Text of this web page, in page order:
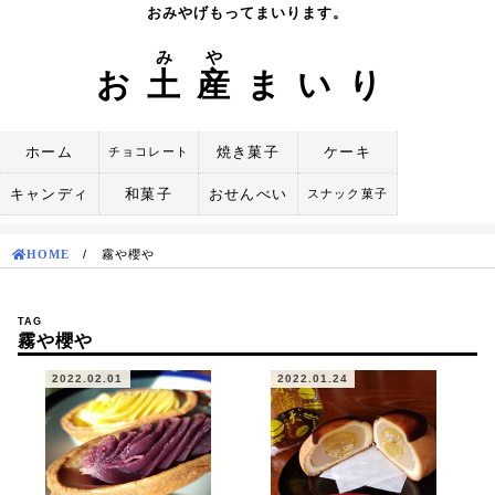
おみやげもってまいります。
お 土
み
産
や
まいり
ホーム チョコレート 焼き菓子 ケーキ
キャンディ 和菓子 おせんべい スナック菓子
HOME / 霧や櫻や
TAG
霧や櫻や
2022.02.01 2022.01.24